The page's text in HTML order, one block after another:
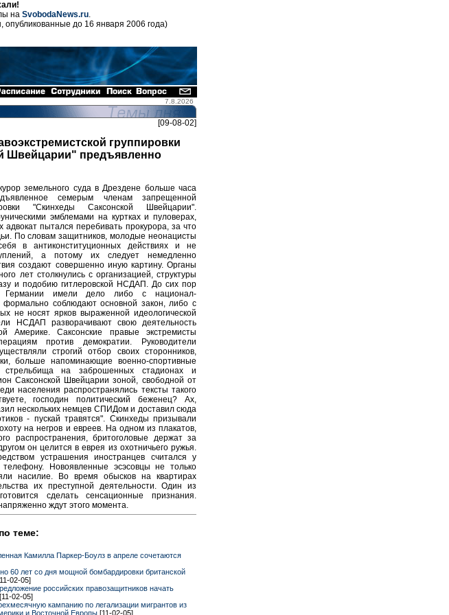
на SvobodaNews.ru.
до 16 января 2006 года)
7.8.2026
[09-08-02]
группировки
Швейцарии" предъявленно
земельного суда в Дрездене больше часа
семерым членам запрещенной
"Скинхеды Саксонской Швейцарии".
эмблемами на куртках и пуловерах,
пытался перебивать прокурора, за что
По словам защитников, молодые неонацисты
в антиконституционных действиях и не
а потому их следует немедленно
создают совершенно иную картину. Органы
лет столкнулись с организацией, структуры
и подобию гитлеровской НСДАП. До сих пор
Германии имели дело либо с национал-
соблюдают основной закон, либо с
не носят ярков выраженной идеологической
НСДАП разворачивают свою деятельность
Америке. Саксонские правые экстремисты
против демократии. Руководители
строгий отбор своих сторонников,
больше напоминающие военно-спортивные
стрельбища на заброшенных стадионах и
Саксонской Швейцарии зоной, свободной от
населения распространялись тексты такого
господин политический беженец? Ах,
нескольких немцев СПИДом и доставил сюда
- пускай травятся". Скинхеды призывали
на негров и евреев. На одном из плакатов,
распространения, бритоголовые держат за
он целится в еврея из охотничьего ружья.
устрашения иностранцев считался у
телефону. Новоявленные эсэсовцы не только
насилие. Во время обысков на квартирах
их преступной деятельности. Один из
сделать сенсационные признания.
ждут этого момента.
теме:
Камилла Паркер-Боулз в апреле сочетаются
60 лет со дня мощной бомбардировки британской
02-05]
российских правозащитников начать
[11-02-05]
кампанию по легализации мигрантов из
и Восточной Европы [11-02-05]